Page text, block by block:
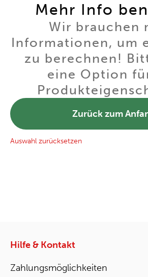
Mehr Info
Wir brauchen
Informationen, um
zu berechnen!
eine Option
Zurück zum
Auswahl zurücksetzen
Hilfe & Kontakt
Zahlungsmöglichkeiten